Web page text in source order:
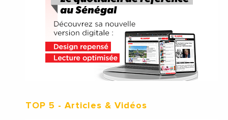
TOP 5 - Articles & Vidéos